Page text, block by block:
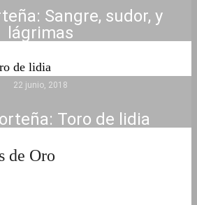
Sangre, sudor, y
lágrimas
22 junio, 2018
Toro de lidia
de Oro